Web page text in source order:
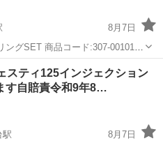
8月7日
グSET 商品コード:307-0010100
品コード:307-0010100にてご判
す。 またお引き取り限定とさせていた...
KITACO
スティ125インジェクション
す自賠責令和9年8…
駅
8月7日